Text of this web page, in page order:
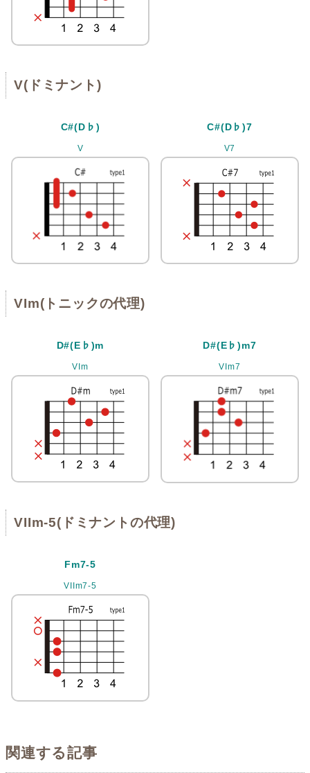
V(ドミナント)
C#(D♭)
V
C#(D♭)7
V7
VIm(トニックの代理)
D#(E♭)m
VIm
D#(E♭)m7
VIm7
VIIm-5(ドミナントの代理)
Fm7-5
VIIm7-5
関連する記事